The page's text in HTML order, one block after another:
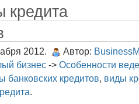
2012. Автор:
бизнес -> Особенности
банковских кредитов, виды
.